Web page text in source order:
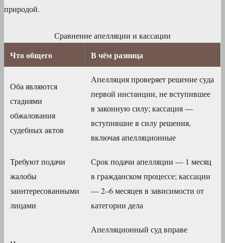
природой.
Сравнение апелляции и кассации
Что общего В чём разница
Оба являются
стадиями
обжалования
судебных актов
Апелляция проверяет решение суда
первой инстанции, не вступившее
в законную силу; кассация —
вступившие в силу решения,
включая апелляционные
Требуют подачи
жалобы
заинтересованными
лицами
Срок подачи апелляции — 1 месяц
в гражданском процессе; кассации
— 2–6 месяцев в зависимости от
категории дела
Апелляционный суд вправе